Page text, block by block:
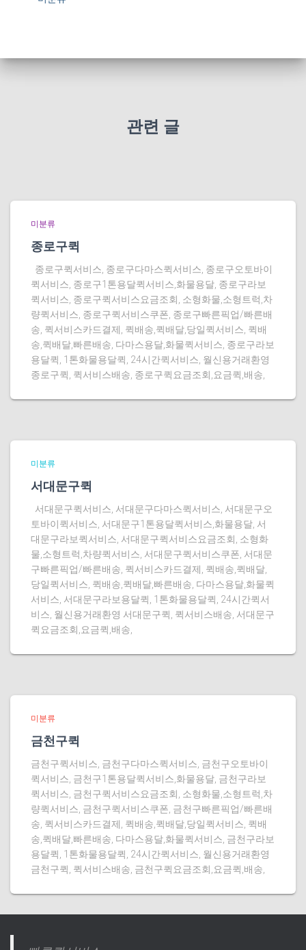
관련 글
미분류
종로구퀵
종로구퀵서비스, 종로구다마스퀵서비스, 종로구오토바이
퀵서비스, 종로구1톤용달퀵서비스,화물용달, 종로구라보
퀵서비스, 종로구퀵서비스요금조회, 소형화물,소형트럭,차
량퀵서비스, 종로구퀵서비스쿠폰, 종로구빠른픽업/빠른배
송, 퀵서비스카드결제, 퀵배송,퀵배달,당일퀵서비스, 퀵배
송,퀵배달,빠른배송, 다마스용달,화물퀵서비스, 종로구라보
용달퀵, 1톤화물용달퀵, 24시간퀵서비스, 월신용거래환영
종로구퀵, 퀵서비스배송, 종로구퀵요금조회,요금퀵,배송,
미분류
서대문구퀵
서대문구퀵서비스, 서대문구다마스퀵서비스, 서대문구오
토바이퀵서비스, 서대문구1톤용달퀵서비스,화물용달, 서
대문구라보퀵서비스, 서대문구퀵서비스요금조회, 소형화
물,소형트럭,차량퀵서비스, 서대문구퀵서비스쿠폰, 서대문
구빠른픽업/빠른배송, 퀵서비스카드결제, 퀵배송,퀵배달,
당일퀵서비스, 퀵배송,퀵배달,빠른배송, 다마스용달,화물퀵
서비스, 서대문구라보용달퀵, 1톤화물용달퀵, 24시간퀵서
비스, 월신용거래환영 서대문구퀵, 퀵서비스배송, 서대문구
퀵요금조회,요금퀵,배송,
미분류
금천구퀵
금천구퀵서비스, 금천구다마스퀵서비스, 금천구오토바이
퀵서비스, 금천구1톤용달퀵서비스,화물용달, 금천구라보
퀵서비스, 금천구퀵서비스요금조회, 소형화물,소형트럭,차
량퀵서비스, 금천구퀵서비스쿠폰, 금천구빠른픽업/빠른배
송, 퀵서비스카드결제, 퀵배송,퀵배달,당일퀵서비스, 퀵배
송,퀵배달,빠른배송, 다마스용달,화물퀵서비스, 금천구라보
용달퀵, 1톤화물용달퀵, 24시간퀵서비스, 월신용거래환영
금천구퀵, 퀵서비스배송, 금천구퀵요금조회,요금퀵,배송,